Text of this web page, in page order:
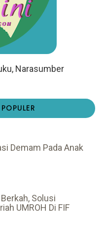
Narasumber
Demam Pada Anak
Solusi
UMROH Di FIF